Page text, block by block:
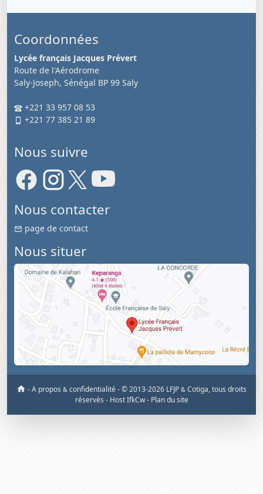
Coordonnées
Lycée français Jacques Prévert
Route de l'Aérodrome
Saly-Joseph, Sénégal BP 99 Saly
+221 33 957 08 53
+221 77 385 21 89
Nous suivre
Nous contacter
page de contact
Nous situer
-A propos & confidentialité-© 2013-2026 LFJP & Cotiga, tous droits
réservés - Host IfkCw - Plan du site